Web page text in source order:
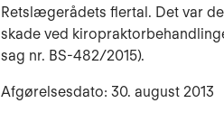
Retslægerådets flertal. Det var
skade ved
sag nr. BS-482/2015).
Afgørelsesdato: 30. august 2013